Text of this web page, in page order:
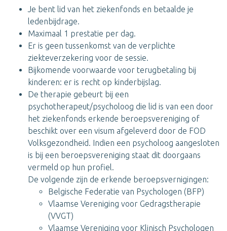
Je bent lid van het ziekenfonds en betaalde je
ledenbijdrage.
Maximaal 1 prestatie per dag.
Er is geen tussenkomst van de verplichte
ziekteverzekering voor de sessie.
Bijkomende voorwaarde voor terugbetaling bij
kinderen: er is recht op kinderbijslag.
De therapie gebeurt bij een
psychotherapeut/psycholoog die lid is van een door
het ziekenfonds erkende beroepsvereniging of
beschikt over een visum afgeleverd door de FOD
Volksgezondheid. Indien een psycholoog aangesloten
is bij een beroepsvereniging staat dit doorgaans
vermeld op hun profiel.
De volgende zijn de erkende beroepsvernigingen:
Belgische Federatie van Psychologen (BFP)
Vlaamse Vereniging voor Gedragstherapie
(VVGT)
Vlaamse Vereniging voor Klinisch Psychologen